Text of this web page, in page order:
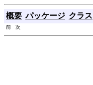
概要 パッケージ クラス
前 次